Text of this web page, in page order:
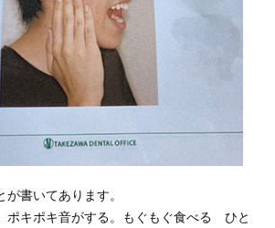
書いてあります。
ポキポキ音がする。もぐもぐ食べる ひと